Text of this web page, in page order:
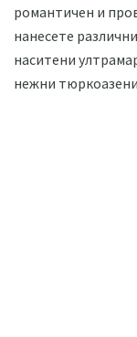
романтичен и
нанесете
наситени
нежни